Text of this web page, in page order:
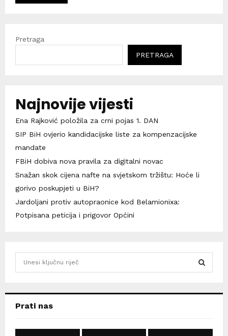
Pretraga
PRETRAGA
Najnovije vijesti
Ena Rajković položila za crni pojas 1. DAN
SIP BiH ovjerio kandidacijske liste za kompenzacijske
mandate
FBiH dobiva nova pravila za digitalni novac
Snažan skok cijena nafte na svjetskom tržištu: Hoće li
gorivo poskupjeti u BiH?
Jardoljani protiv autopraonice kod Belamionixa:
Potpisana peticija i prigovor Općini
h
o
Prati nas